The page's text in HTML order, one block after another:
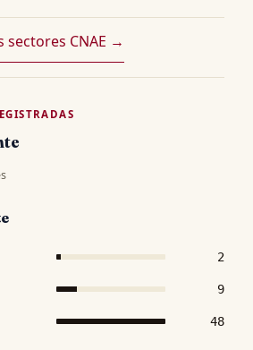
sectores CNAE →
2
9
48